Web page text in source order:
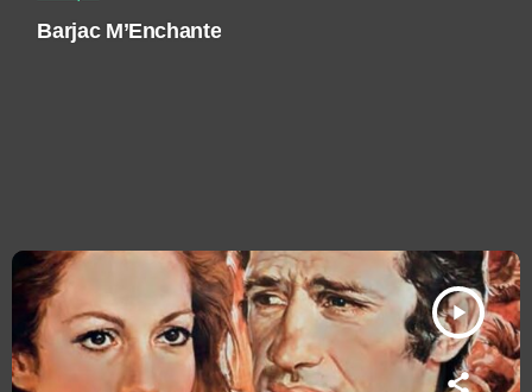
Barjac M’Enchante
play_arrow